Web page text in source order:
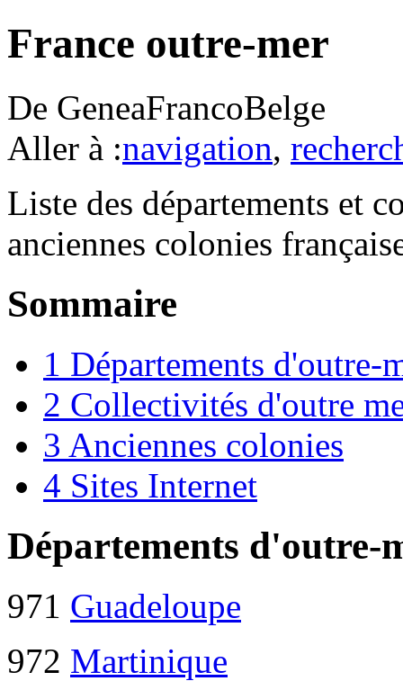
France outre-mer
De GeneaFrancoBelge
Aller à :navigation,
Liste des départements et
anciennes colonies
Sommaire
1 Départements d'outre-
2 Collectivités d'outre
3 Anciennes colonies
4 Sites Internet
Départements d'outre-
971 Guadeloupe
972 Martinique